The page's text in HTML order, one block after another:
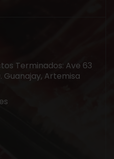
Terminados: Ave 63
Guanajay, Artemisa